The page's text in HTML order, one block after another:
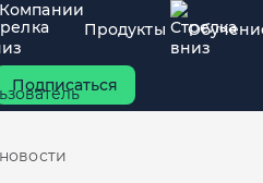
Компании
Продукты
Подписаться